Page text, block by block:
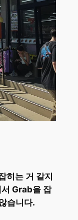
히는 거 같지
Grab을 잡
습니다.